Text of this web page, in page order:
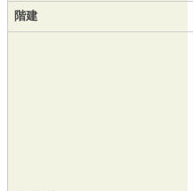
階建